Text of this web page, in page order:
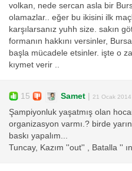
volkan, nede sercan asla bir
olamazlar.. eğer bu ikisini ilk
karşılarsanız yuhh size. sakın
formanın hakkını versinler,
başla mücadele etsinler. işte o
kıymet verir ..
15 Samet | 21 Ocak
Şampiyonluk yaşatmış olan
organizasyon varmı.? birde
baskı yapalım...
Tuncay, Kazım ''out'' , Batalla ''